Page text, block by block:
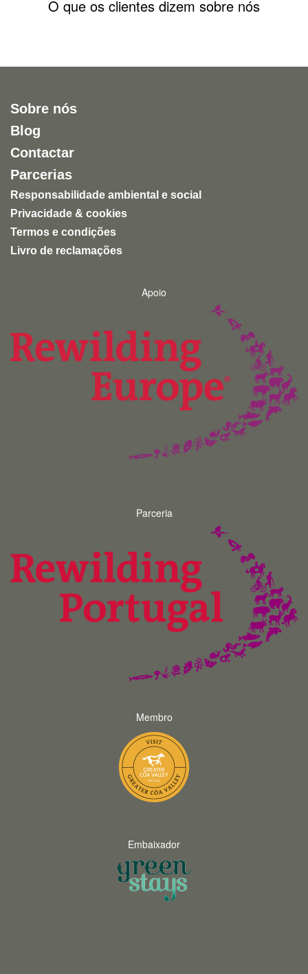
O que os clientes dizem sobre nós
Sobre nós
Blog
Contactar
Parcerias
Responsabilidade ambiental e social
Privacidade & cookies
Termos e condições
Livro de reclamações
Apoio
Parceria
Membro
Embaixador